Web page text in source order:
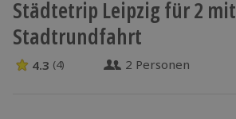
Städtetrip Leipzig für 2 mit
Stadtrundfahrt
4.3 Sterne von 5 aus 4 Bewertungen
4.3 (4) 2 Personen